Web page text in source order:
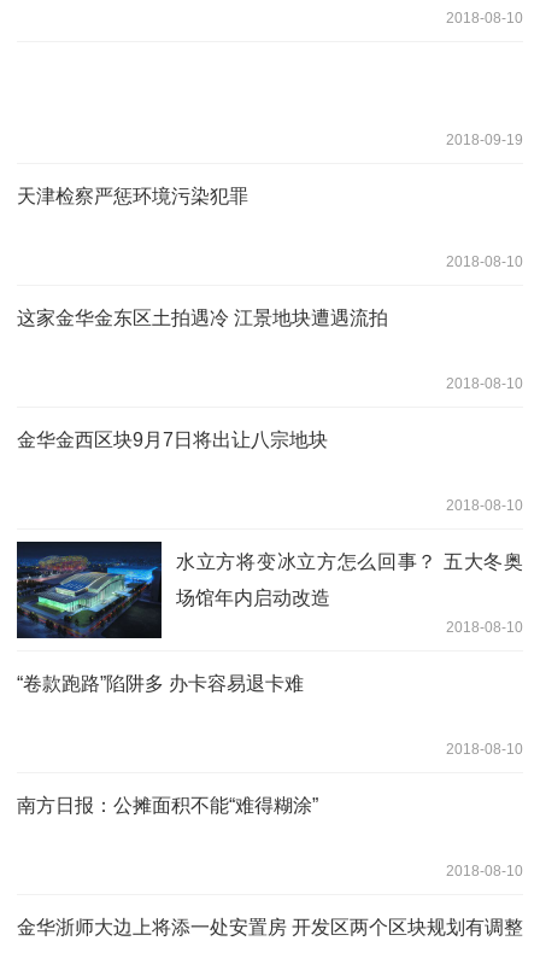
2018-08-10
2018-09-19
天津检察严惩环境污染犯罪
2018-08-10
这家金华金东区土拍遇冷 江景地块遭遇流拍
2018-08-10
金华金西区块9月7日将出让八宗地块
2018-08-10
水立方将变冰立方怎么回事？ 五大冬奥
场馆年内启动改造
2018-08-10
“卷款跑路”陷阱多 办卡容易退卡难
2018-08-10
南方日报：公摊面积不能“难得糊涂”
2018-08-10
金华浙师大边上将添一处安置房 开发区两个区块规划有调整